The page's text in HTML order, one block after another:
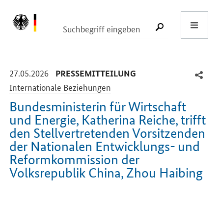
SUCHE
27.05.2026 -
PRESSEMITTEILUNG
Internationale Beziehungen
Bundesministerin für Wirtschaft
und Energie, Katherina Reiche, trifft
den Stellvertretenden Vorsitzenden
der Nationalen Entwicklungs- und
Reformkommission der
Volksrepublik China, Zhou Haibing